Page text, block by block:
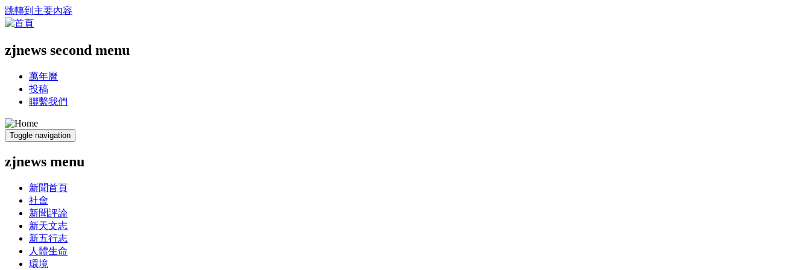
跳轉到主要內容
zjnews second menu
萬年曆
投稿
聯繫我們
Toggle navigation
zjnews menu
新聞首頁
社會
新聞評論
新天文志
新五行志
人體生命
環境